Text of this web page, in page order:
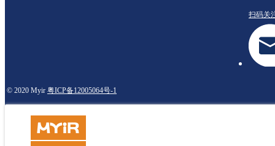
扫码关
© 2020 Myir 粤ICP备12005064号-1